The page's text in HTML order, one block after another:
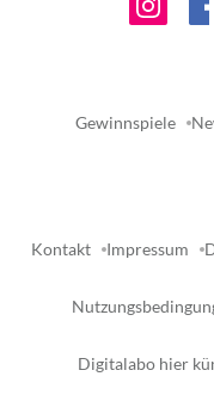
Gewinnspiele
Kontakt Impressum
Digitalabo hier